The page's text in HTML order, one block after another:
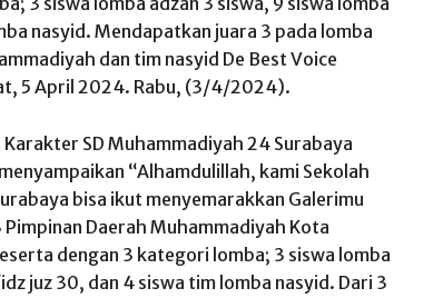
nasyid. Mendapatkan juara 3 pada lomba
dan tim nasyid De Best Voice
5 April 2024. Rabu, (3/4/2024).
SD Muhammadiyah 24 Surabaya
“Alhamdulillah, kami Sekolah
bisa ikut menyemarakkan Galerimu
Daerah Muhammadiyah Kota
dengan 3 kategori lomba; 3 siswa lomba
juz 30, dan 4 siswa tim lomba nasyid. Dari 3